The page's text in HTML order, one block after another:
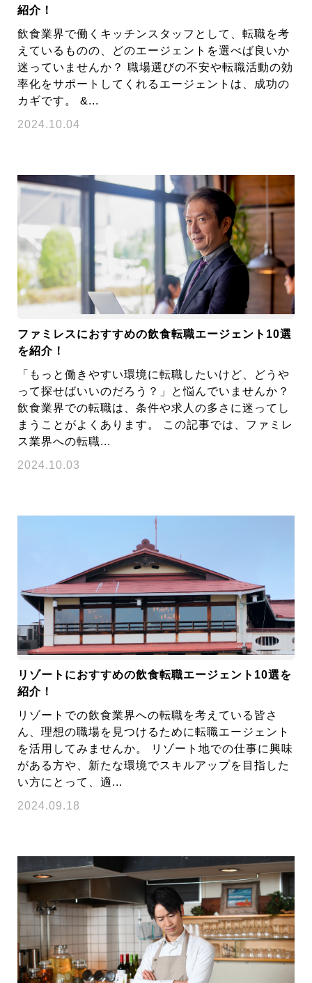
紹介！
飲食業界で働くキッチンスタッフとして、転職を考
えているものの、どのエージェントを選べば良いか
迷っていませんか？ 職場選びの不安や転職活動の効
率化をサポートしてくれるエージェントは、成功の
カギです。 &...
2024.10.04
ファミレスにおすすめの飲食転職エージェント10選
を紹介！
「もっと働きやすい環境に転職したいけど、どうや
って探せばいいのだろう？」と悩んでいませんか？
飲食業界での転職は、条件や求人の多さに迷ってし
まうことがよくあります。 この記事では、ファミレ
ス業界への転職...
2024.10.03
リゾートにおすすめの飲食転職エージェント10選を
紹介！
リゾートでの飲食業界への転職を考えている皆さ
ん、理想の職場を見つけるために転職エージェント
を活用してみませんか。 リゾート地での仕事に興味
がある方や、新たな環境でスキルアップを目指した
い方にとって、適...
2024.09.18